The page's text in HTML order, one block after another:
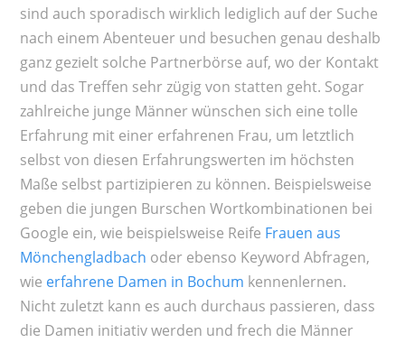
sind auch sporadisch wirklich lediglich auf der Suche
nach einem Abenteuer und besuchen genau deshalb
ganz gezielt solche Partnerbörse auf, wo der Kontakt
und das Treffen sehr zügig von statten geht. Sogar
zahlreiche junge Männer wünschen sich eine tolle
Erfahrung mit einer erfahrenen Frau, um letztlich
selbst von diesen Erfahrungswerten im höchsten
Maße selbst partizipieren zu können. Beispielsweise
geben die jungen Burschen Wortkombinationen bei
Google ein, wie beispielsweise Reife Frauen aus
Mönchengladbach oder ebenso Keyword Abfragen,
wie erfahrene Damen in Bochum kennenlernen.
Nicht zuletzt kann es auch durchaus passieren, dass
die Damen initiativ werden und frech die Männer